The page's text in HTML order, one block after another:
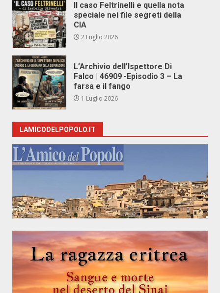
Il caso Feltrinelli e quella nota
speciale nei file segreti della
CIA
2 Luglio 2026
L’Archivio dell’Ispettore Di
Falco | 46909 -Episodio 3 – La
farsa e il fango
1 Luglio 2026
LAMICODELPOPOLO.IT